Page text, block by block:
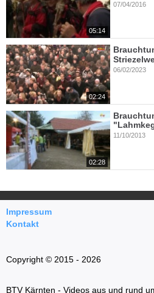
05:14
07/04/2016
02:24
06/02/2023
02:28
11/10/2013
Impressum
Kontakt
Copyright © 2015 - 2026
BTV Kärnten - Videos aus und rund